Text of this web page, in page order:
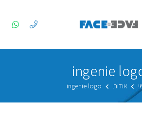
ingenie
אודות ingenie logo